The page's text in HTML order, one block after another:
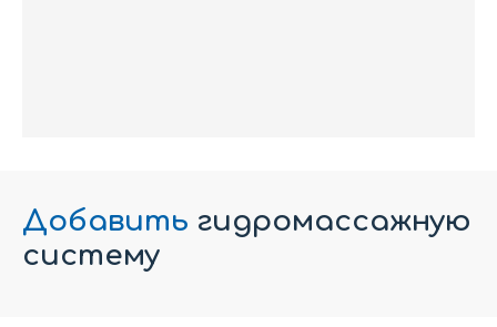
Добавить гидромассажную
систему